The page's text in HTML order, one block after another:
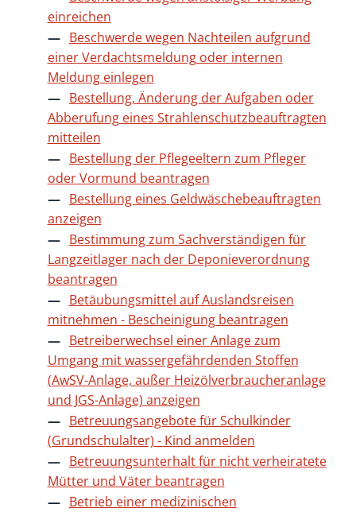
einreichen
Beschwerde wegen Nachteilen aufgrund
einer Verdachtsmeldung oder internen
Meldung einlegen
Bestellung, Änderung der Aufgaben oder
Abberufung eines Strahlenschutzbeauftragten
mitteilen
Bestellung der Pflegeeltern zum Pfleger
oder Vormund beantragen
Bestellung eines Geldwäschebeauftragten
anzeigen
Bestimmung zum Sachverständigen für
Langzeitlager nach der Deponieverordnung
beantragen
Betäubungsmittel auf Auslandsreisen
mitnehmen - Bescheinigung beantragen
Betreiberwechsel einer Anlage zum
Umgang mit wassergefährdenden Stoffen
(AwSV-Anlage, außer Heizölverbraucheranlage
und JGS-Anlage) anzeigen
Betreuungsangebote für Schulkinder
(Grundschulalter) - Kind anmelden
Betreuungsunterhalt für nicht verheiratete
Mütter und Väter beantragen
Betrieb einer medizinischen